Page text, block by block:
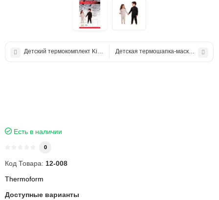
Детский термокомплект Kids+ Детская термошапка-маска Kids
Есть в наличии
0
Код Товара: 12-008
Thermoform
Доступные варианты